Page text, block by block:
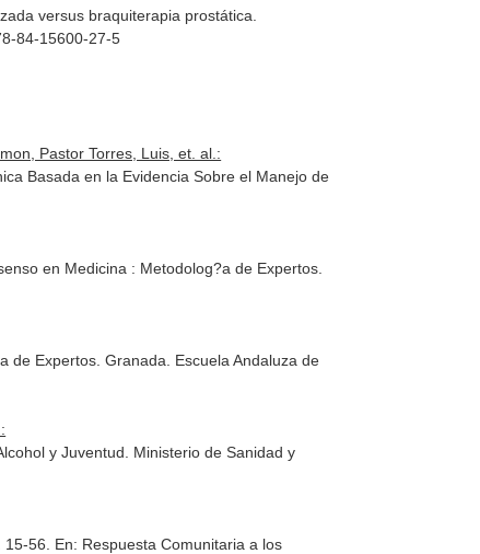
versus braquiterapia prostática
84-15600-27-5
Pastor Torres, Luis, et. al.:
Basada en la Evidencia Sobre el Manejo de
en Medicina : Metodolog?a de Expertos
de Expertos . Granada. Escuela Andaluza de
y Juventud . Ministerio de Sanidad y
56. En: Respuesta Comunitaria a los